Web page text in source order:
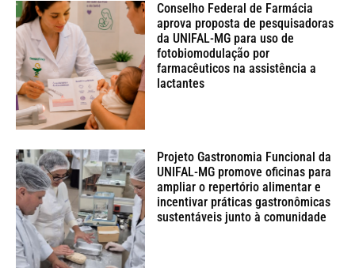
Conselho Federal de Farmácia
aprova proposta de pesquisadoras
da UNIFAL-MG para uso de
fotobiomodulação por
farmacêuticos na assistência a
lactantes
Projeto Gastronomia Funcional da
UNIFAL-MG promove oficinas para
ampliar o repertório alimentar e
incentivar práticas gastronômicas
sustentáveis junto à comunidade